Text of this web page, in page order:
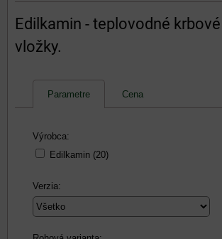
Edilkamin - teplovodné krbové
vložky.
Parametre Cena
Výrobca:
Edilkamin (20)
Verzia: